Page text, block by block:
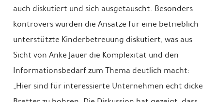
auch diskutiert und sich ausgetauscht. Besonders
kontrovers wurden die Ansätze für eine betrieblich
unterstützte Kinderbetreuung diskutiert, was aus
Sicht von Anke Jauer die Komplexität und den
Informationsbedarf zum Thema deutlich macht:
„Hier sind für interessierte Unternehmen echt dicke